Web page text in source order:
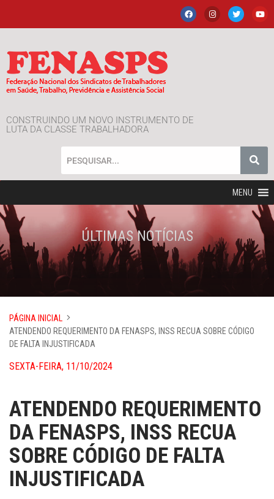
CONSTRUINDO UM NOVO INSTRUMENTO DE
LUTA DA CLASSE TRABALHADORA
MENU
ÚLTIMAS NOTÍCIAS
PÁGINA INICIAL
ATENDENDO REQUERIMENTO DA FENASPS, INSS RECUA SOBRE CÓDIGO
DE FALTA INJUSTIFICADA
SEXTA-FEIRA, 11/10/2024
ATENDENDO REQUERIMENTO
DA FENASPS, INSS RECUA
SOBRE CÓDIGO DE FALTA
INJUSTIFICADA